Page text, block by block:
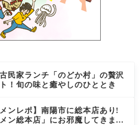
古民家ランチ「のどか村」の贅沢
！旬の味と癒やしのひととき
メンレポ】南陽市に総本店あり!
メン総本店」にお邪魔してきまし